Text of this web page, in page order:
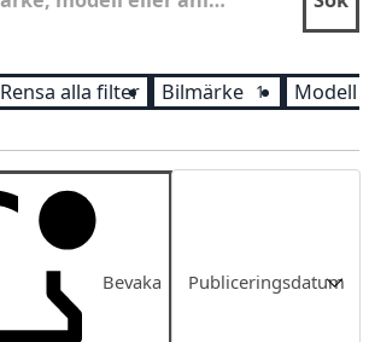
Rensa alla filter Bilmärke 1 Modell
Bevaka Publiceringsdatum